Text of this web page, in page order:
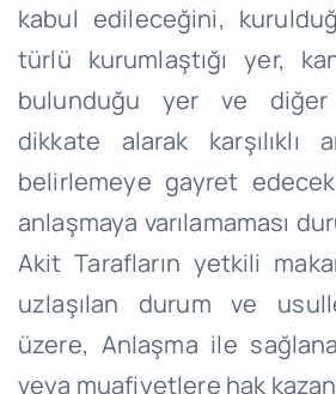
kabul edileceğini,
türlü kurumlaştığı yer,
bulunduğu yer ve diğer
dikkate alarak karşılıklı
belirlemeye gayret
anlaşmaya varılamaması
Akit Tarafların yetkili
uzlaşılan durum ve
üzere, Anlaşma ile
veya muafiyetlere hak